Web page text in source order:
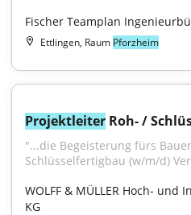
Fischer Teamplan
Ettlingen, Raum Pforzheim
Projektleiter Roh- /
"...die Begeisterung fürs
Schlüsselfertigbau (w/m/d)
WOLFF & MÜLLER Hoch- und
KG